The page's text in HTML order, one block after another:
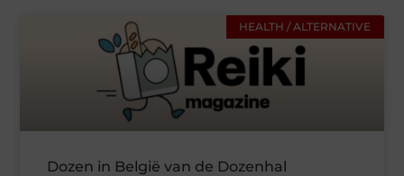
HEALTH / ALTERNATIVE
Dozen in België van de Dozenhal